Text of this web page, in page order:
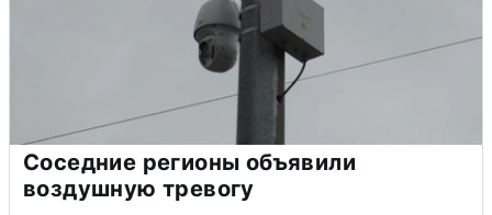
Соседние регионы объявили
воздушную тревогу